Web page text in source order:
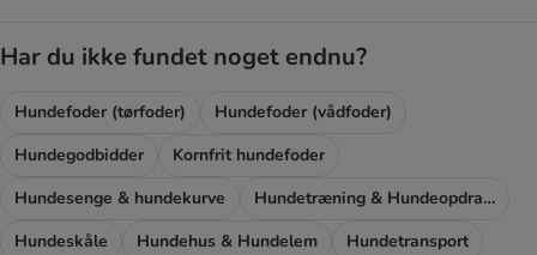
Har du ikke fundet noget endnu?
Hundefoder (tørfoder)
Hundefoder (vådfoder)
Hundegodbidder
Kornfrit hundefoder
Hundesenge & hundekurve
Hundetræning & Hundeopdragelse
Hundeskåle
Hundehus & Hundelem
Hundetransport